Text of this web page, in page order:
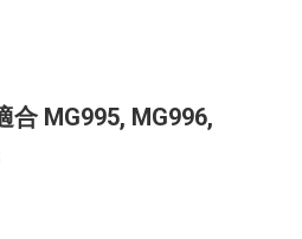
合 MG995, MG996,